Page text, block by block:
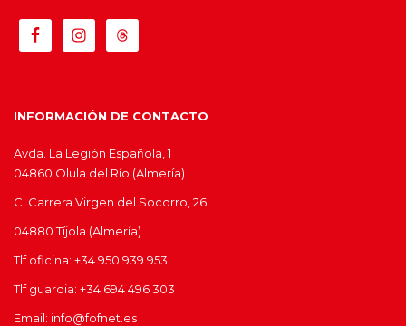
INFORMACIÓN DE CONTACTO
Avda. La Legión Española, 1
04860 Olula del Río (Almería)
C. Carrera Virgen del Socorro, 26
04880 Tíjola (Almería)
Tlf oficina: +34 950 939 953
Tlf guardia: +34 694 496 303
Email: info@fofnet.es